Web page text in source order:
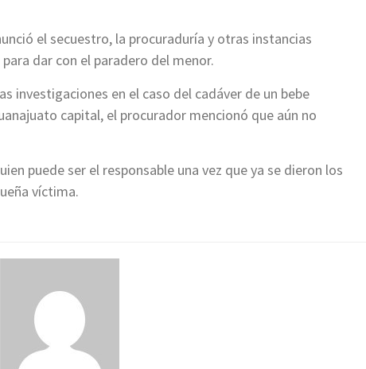
el secuestro, la procuraduría y otras instancias
dar con el paradero del menor.
investigaciones en el caso del cadáver de un bebe
capital, el procurador mencionó que aún no
puede ser el responsable una vez que ya se dieron los
víctima.